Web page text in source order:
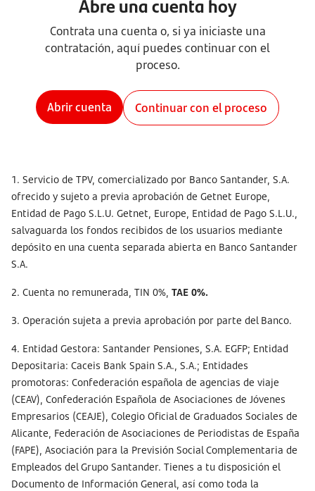
Contrata una cuenta o, si ya iniciaste una
contratación, aquí puedes continuar con el
proceso.
Abrir cuenta Continuar con el proceso
1. Servicio de TPV, comercializado por Banco Santander, S.A.
ofrecido y sujeto a previa aprobación de Getnet Europe,
Entidad de Pago S.L.U. Getnet, Europe, Entidad de Pago S.L.U.,
salvaguarda los fondos recibidos de los usuarios mediante
depósito en una cuenta separada abierta en Banco Santander
S.A.
2. Cuenta no remunerada, TIN 0%, TAE 0%.
3. Operación sujeta a previa aprobación por parte del Banco.
4. Entidad Gestora: Santander Pensiones, S.A. EGFP; Entidad
Depositaria: Caceis Bank Spain S.A., S.A.; Entidades
promotoras: Confederación española de agencias de viaje
(CEAV), Confederación Española de Asociaciones de Jóvenes
Empresarios (CEAJE), Colegio Oficial de Graduados Sociales de
Alicante, Federación de Asociaciones de Periodistas de España
(FAPE), Asociación para la Previsión Social Complementaria de
Empleados del Grupo Santander. Tienes a tu disposición el
Documento de Información General, así como toda la